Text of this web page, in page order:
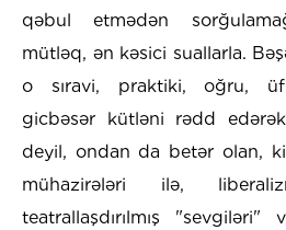
qəbul etmədən
mütləq, ən kəsici suallarla.
o sıravi, praktiki, oğru,
gicbəsər kütləni rədd
deyil, ondan da betər olan,
mühazirələri ilə,
teatrallaşdırılmış